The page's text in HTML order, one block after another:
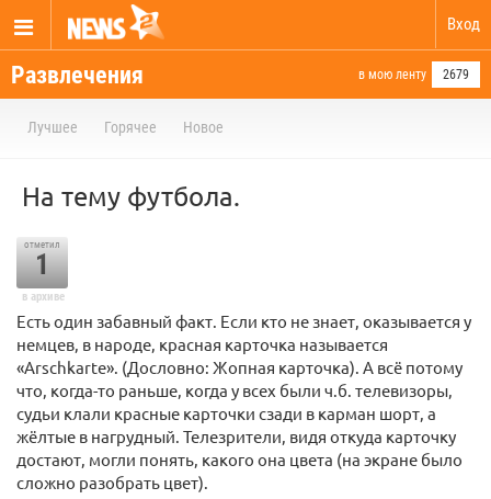
Вход
Развлечения в мою ленту 2679
Лучшее Горячее Новое
На тему футбола.
отметил
1
в архиве
Есть один забавный факт. Если кто не знает, оказывается у
немцев, в народе, красная карточка называется
«Arschkarte». (Дословно: Жопная карточка). А всё потому
что, когда-то раньше, когда у всех были ч.б. телевизоры,
судьи клали красные карточки сзади в карман шорт, а
жёлтые в нагрудный. Телезрители, видя откуда карточку
достают, могли понять, какого она цвета (на экране было
сложно разобрать цвет).